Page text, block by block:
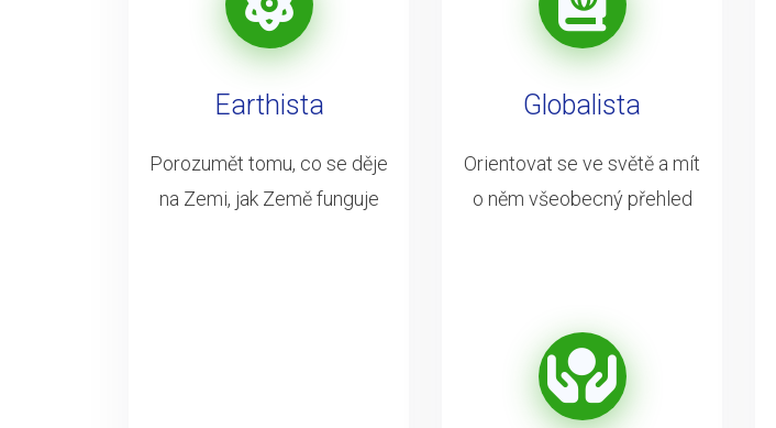
Earthista
Porozumět tomu, co se děje
na Zemi, jak Země funguje
Globalista
Orientovat se ve světě a mít
o něm všeobecný přehled